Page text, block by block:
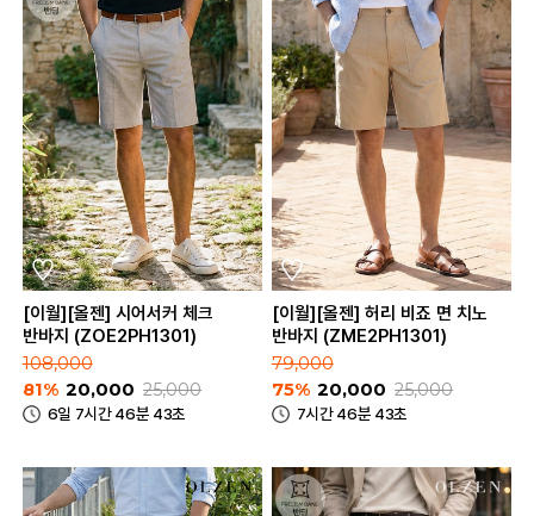
[이월][올젠] 시어서커 체크
반바지 (ZOE2PH1301)
108,000
81% 20,000 25,000
6일 7시간 46분 43초
[이월][올젠] 허리 비죠 면 치노
반바지 (ZME2PH1301)
79,000
75% 20,000 25,000
7시간 46분 43초